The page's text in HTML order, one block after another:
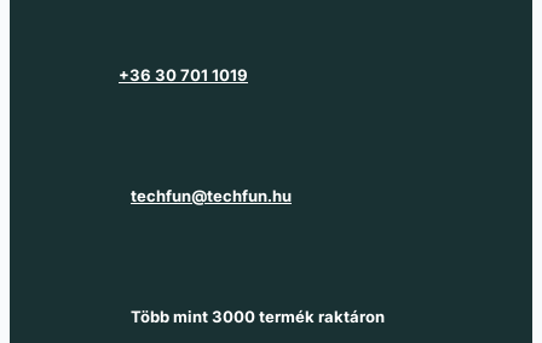
+36 30 701 1019
techfun@techfun.hu
Több mint 3000 termék raktáron